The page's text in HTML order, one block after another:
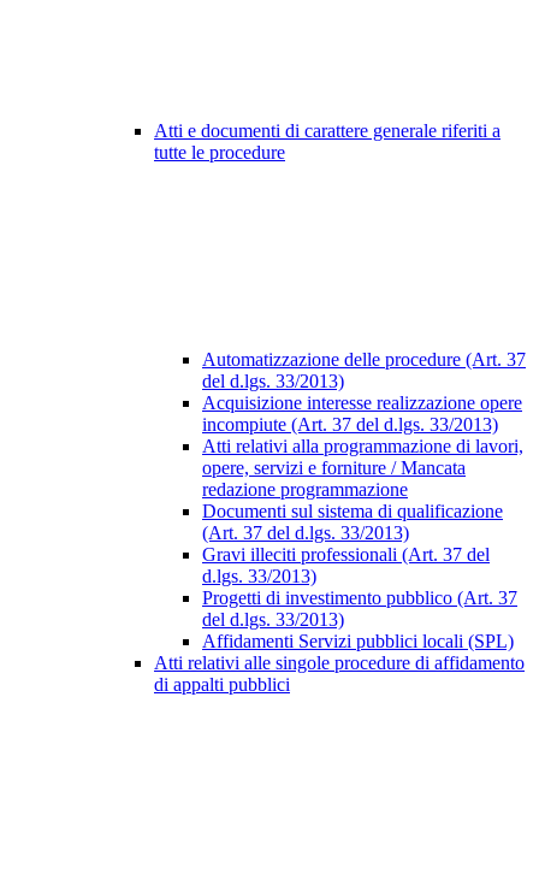
Atti e documenti di carattere generale riferiti a
tutte le procedure
Automatizzazione delle procedure (Art. 37
del d.lgs. 33/2013)
Acquisizione interesse realizzazione opere
incompiute (Art. 37 del d.lgs. 33/2013)
Atti relativi alla programmazione di lavori,
opere, servizi e forniture / Mancata
redazione programmazione
Documenti sul sistema di qualificazione
(Art. 37 del d.lgs. 33/2013)
Gravi illeciti professionali (Art. 37 del
d.lgs. 33/2013)
Progetti di investimento pubblico (Art. 37
del d.lgs. 33/2013)
Affidamenti Servizi pubblici locali (SPL)
Atti relativi alle singole procedure di affidamento
di appalti pubblici